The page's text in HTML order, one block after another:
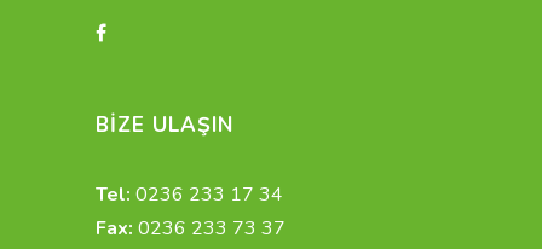
BİZE ULAŞIN
Tel: 0236 233 17 34
Fax: 0236 233 73 37